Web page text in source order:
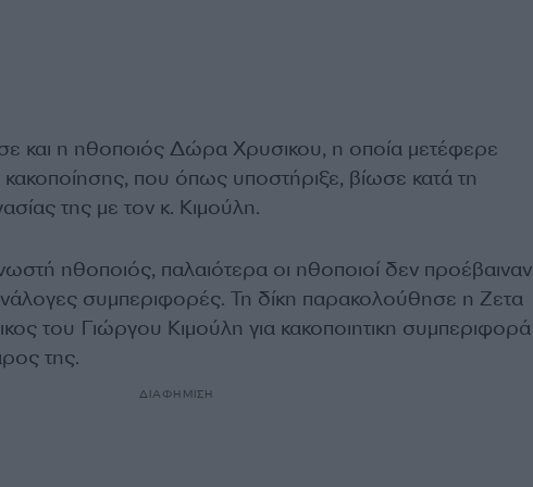
και η ηθοποιός Δώρα Χρυσικου, η οποία μετέφερε
κακοποίησης, που όπως υποστήριξε, βίωσε κατά τη
της με τον κ. Κιμούλη.
ηθοποιός, παλαιότερα οι ηθοποιοί δεν προέβαιναν
συμπεριφορές. Τη δίκη παρακολούθησε η Ζετα
του Γιώργου Κιμούλη για κακοποιητικη συμπεριφορά
της.
ΔΙΑΦΗΜΙΣΗ